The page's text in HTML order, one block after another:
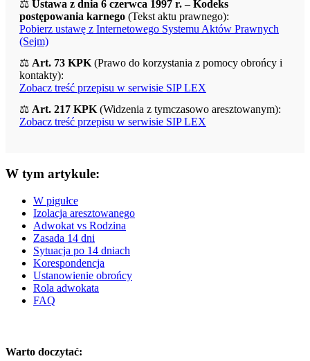
⚖️ Ustawa z dnia 6 czerwca 1997 r. – Kodeks
postępowania karnego (Tekst aktu prawnego):
Pobierz ustawę z Internetowego Systemu Aktów Prawnych
(Sejm)
⚖️ Art. 73 KPK (Prawo do korzystania z pomocy obrońcy i
kontakty):
Zobacz treść przepisu w serwisie SIP LEX
⚖️ Art. 217 KPK (Widzenia z tymczasowo aresztowanym):
Zobacz treść przepisu w serwisie SIP LEX
W tym artykule:
W pigułce
Izolacja aresztowanego
Adwokat vs Rodzina
Zasada 14 dni
Sytuacja po 14 dniach
Korespondencja
Ustanowienie obrońcy
Rola adwokata
FAQ
Warto doczytać: